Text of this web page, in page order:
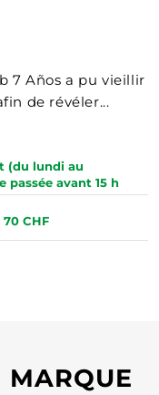
7 Años a pu vieillir
de révéler...
(du lundi au
avant 15 h
CHF
MARQUE